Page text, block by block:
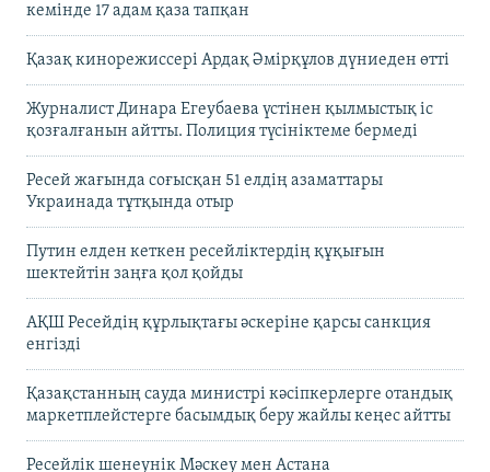
кемінде 17 адам қаза тапқан
Қазақ кинорежиссері Ардақ Әмірқұлов дүниеден өтті
Журналист Динара Егеубаева үстінен қылмыстық іс
қозғалғанын айтты. Полиция түсініктеме бермеді
Ресей жағында соғысқан 51 елдің азаматтары
Украинада тұтқында отыр
Путин елден кеткен ресейліктердің құқығын
шектейтін заңға қол қойды
АҚШ Ресейдің құрлықтағы әскеріне қарсы санкция
енгізді
Қазақстанның сауда министрі кәсіпкерлерге отандық
маркетплейстерге басымдық беру жайлы кеңес айтты
Ресейлік шенеунік Мәскеу мен Астана